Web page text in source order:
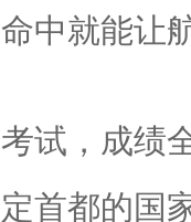
中就能让
试，成绩
首都的国